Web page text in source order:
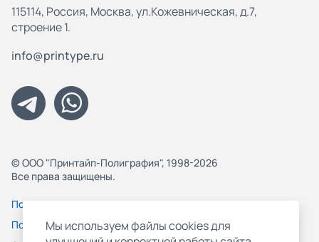
115114, Россия, Москва, ул.Кожевническая, д.7,
строение 1.
info@printype.ru
© ООО "Принтайп-Полиграфия", 1998-2026
Все права защищены.
Политика конфиденциальности
Пользовательское соглашение
Мы используем файлы cookies для